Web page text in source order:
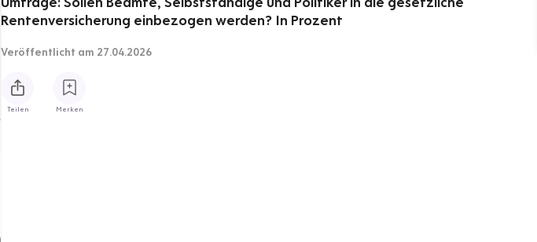
Rentenversicherung einbezogen werden? In Prozent
Veröffentlicht am 27.04.2026
Teilen Merken